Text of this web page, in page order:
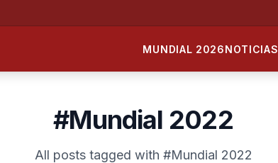
MUNDIAL 2026NOTICIAS
#Mundial 2022
All posts tagged with #Mundial 2022